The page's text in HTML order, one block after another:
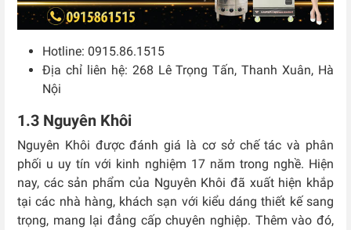
Hotline: 0915.86.1515
Địa chỉ liên hệ: 268 Lê Trọng Tấn, Thanh Xuân, Hà
Nội
1.3 Nguyên Khôi
Nguyên Khôi được đánh giá là cơ sở chế tác và phân
phối u uy tín với kinh nghiệm 17 năm trong nghề. Hiện
nay, các sản phẩm của Nguyên Khôi đã xuất hiện khắp
tại các nhà hàng, khách sạn với kiểu dáng thiết kế sang
trọng, mang lại đẳng cấp chuyên nghiệp. Thêm vào đó,